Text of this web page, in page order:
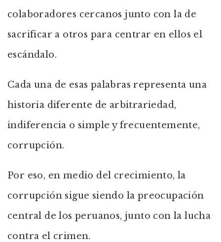
colaboradores cercanos junto con la de
sacrificar a otros para centrar en ellos el
escándalo.
Cada una de esas palabras representa una
historia diferente de arbitrariedad,
indiferencia o simple y frecuentemente,
corrupción.
Por eso, en medio del crecimiento, la
corrupción sigue siendo la preocupación
central de los peruanos, junto con la lucha
contra el crimen.